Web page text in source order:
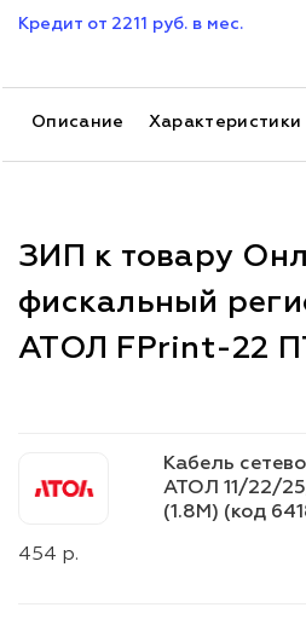
Кредит от 2211 руб. в мес.
Описание Характеристики
ЗИП к товару
фискальный
АТОЛ FPrint-22
Кабель
АТОЛ 11/22/
(1.8М) (код
454 р.